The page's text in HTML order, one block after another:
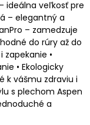
ideálna veľkosť pre
– elegantný a
– zamedzuje
do rúry až do
zapekanie •
• Ekologicky
k vášmu zdraviu i
s plechom Aspen
a